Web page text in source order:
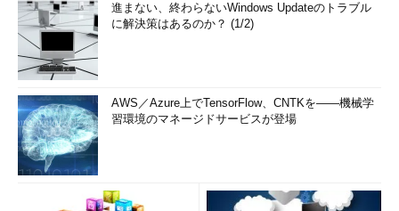
進まない、終わらないWindows Updateのトラブル
に解決策はあるのか？ (1/2)
AWS／Azure上でTensorFlow、CNTKを――機械学
習環境のマネージドサービスが登場